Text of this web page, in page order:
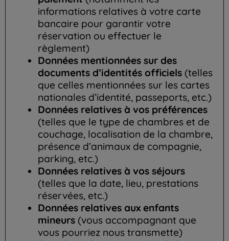
informations relatives à votre carte
bancaire pour garantir votre
réservation ou effectuer le
règlement)
Données mentionnées sur des
documents d’identités officiels (telles
que celles mentionnées sur les cartes
nationales d’identité, passeports, etc.)
Données relatives à vos préférences
(telles que le type de chambres et de
couchage, localisation de la chambre,
présence d’animaux de compagnie,
parking, etc.)
Données relatives à vos séjours
(telles que la date, lieu, prestations
réservées, etc.)
Données relatives aux enfants
mineurs (vous accompagnant que
vous pourriez nous transmette)